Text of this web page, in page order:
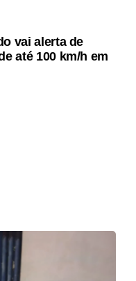
vai alerta de
até 100 km/h em